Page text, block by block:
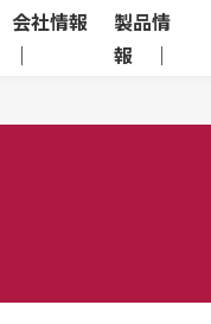
会社情報
｜
製品情
報 ｜